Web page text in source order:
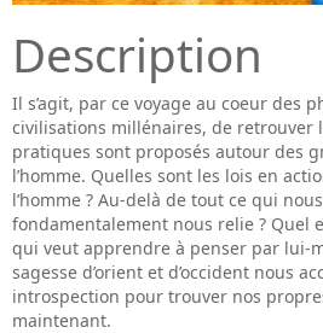
Description
Il s’agit, par ce voyage au coeur des
civilisations millénaires, de retrouver
pratiques sont proposés autour des
l’homme. Quelles sont les lois en
l’homme ? Au-delà de tout ce qui
fondamentalement nous relie ? Quel
qui veut apprendre à penser par lui-
sagesse d’orient et d’occident nous
introspection pour trouver nos
maintenant.